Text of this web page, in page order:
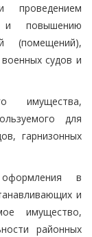
проведением
и повышению
(помещений),
судов и
имущества,
для
гарнизонных
в
и
имущество,
районных